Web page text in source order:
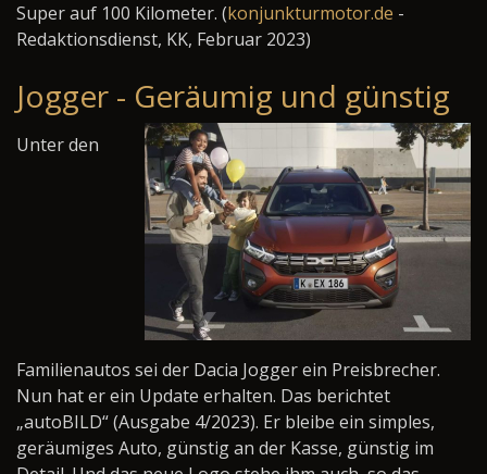
Super auf 100 Kilometer. (konjunkturmotor.de -
Redaktionsdienst, KK, Februar 2023)
Jogger - Geräumig und günstig
Unter den
Familienautos sei der Dacia Jogger ein Preisbrecher.
Nun hat er ein Update erhalten. Das berichtet
„autoBILD“ (Ausgabe 4/2023). Er bleibe ein simples,
geräumiges Auto, günstig an der Kasse, günstig im